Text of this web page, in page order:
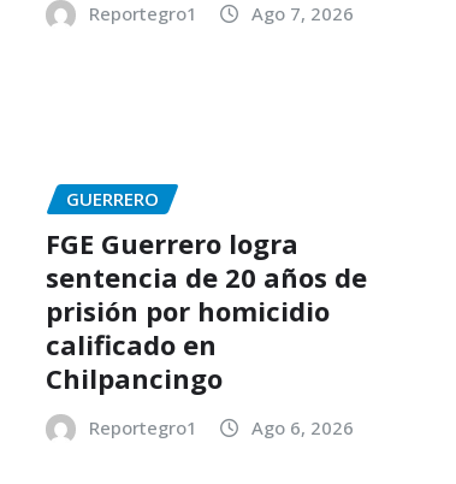
Reportegro1 Ago 7, 2026
GUERRERO
FGE Guerrero logra
sentencia de 20 años de
prisión por homicidio
calificado en
Chilpancingo
Reportegro1 Ago 6, 2026